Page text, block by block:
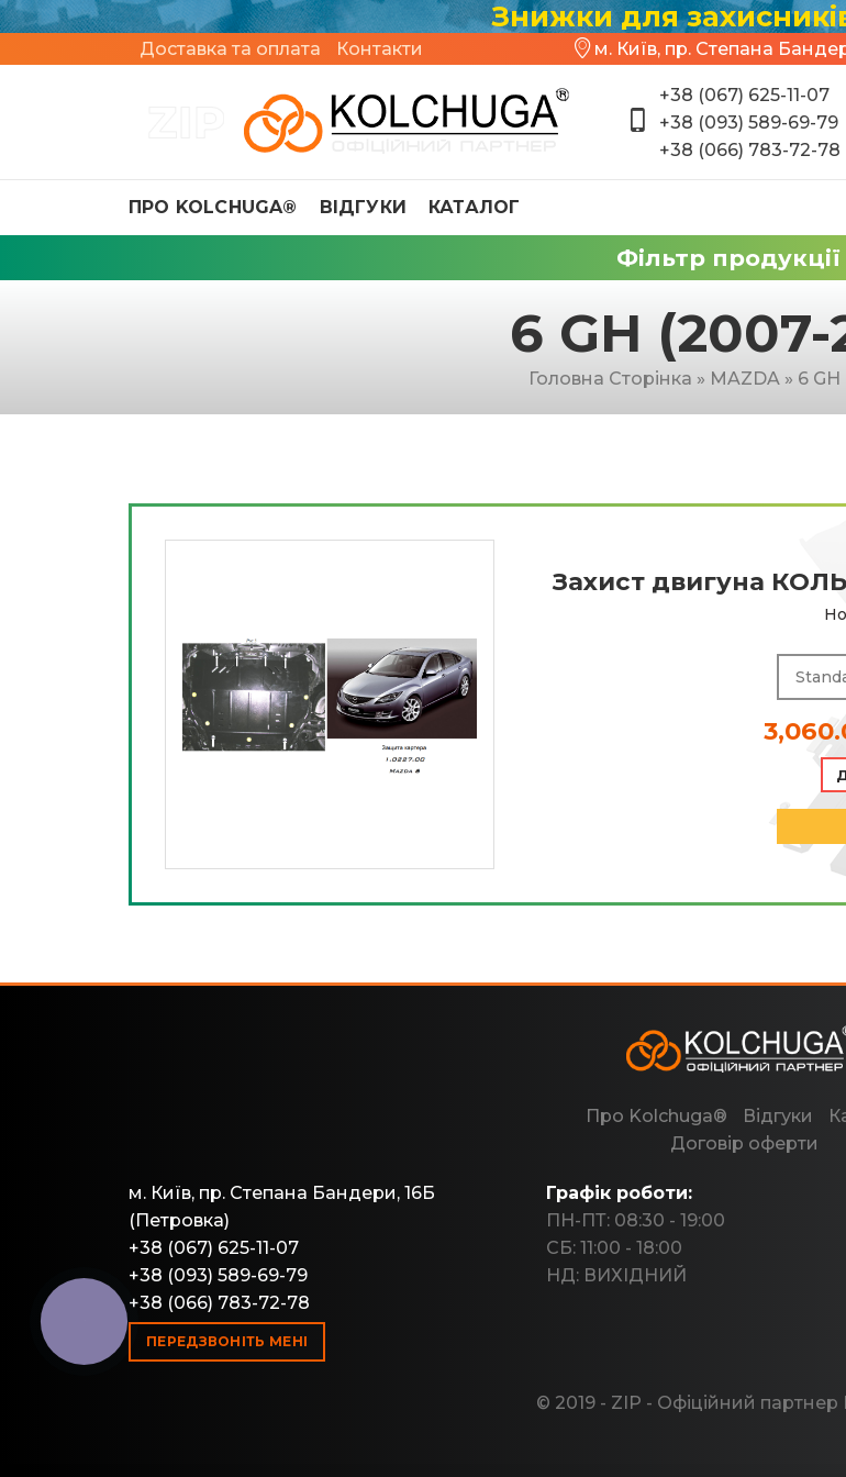
Знижки для
Доставка та оплата Контакти м. Київ, пр. Степана
+38 (067) 625-11-07
+38 (093) 589-69-79
+38 (066) 783-72-78
ПРО KOLCHUGA® ВІДГУКИ КАТАЛОГ
Фільтр продукції
6 GH (2007-
Головна Сторінка » MAZDA» 6
Захист двигуна
Про Kolchuga® Відгуки
Договір оферти
м. Київ, пр. Степана Бандери, 16Б
(Петровка)
+38 (067) 625-11-07
+38 (093) 589-69-79
+38 (066) 783-72-78
ПЕРЕДЗВОНІТЬ МЕНІ
Графік роботи:
ПН-ПТ: 08:30 - 19:00
СБ: 11:00 - 18:00
НД: ВИХІДНИЙ
© 2019 - ZIP - Офіційний